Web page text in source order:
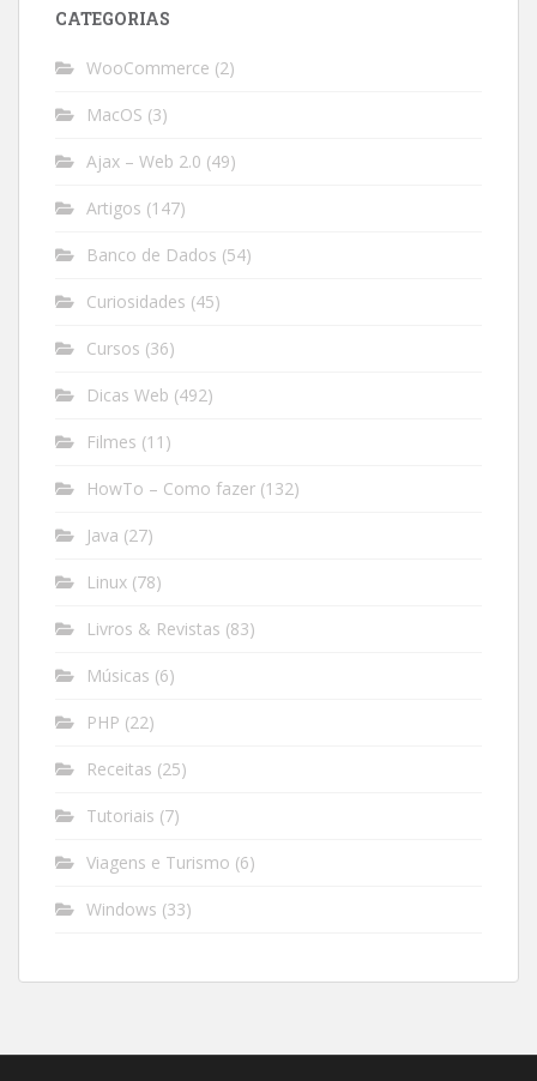
CATEGORIAS
WooCommerce (2)
MacOS (3)
Ajax – Web 2.0 (49)
Artigos (147)
Banco de Dados (54)
Curiosidades (45)
Cursos (36)
Dicas Web (492)
Filmes (11)
HowTo – Como fazer (132)
Java (27)
Linux (78)
Livros & Revistas (83)
Músicas (6)
PHP (22)
Receitas (25)
Tutoriais (7)
Viagens e Turismo (6)
Windows (33)